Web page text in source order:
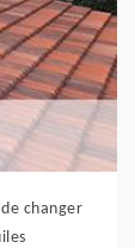
changer